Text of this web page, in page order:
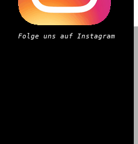
Folge uns auf Instagram